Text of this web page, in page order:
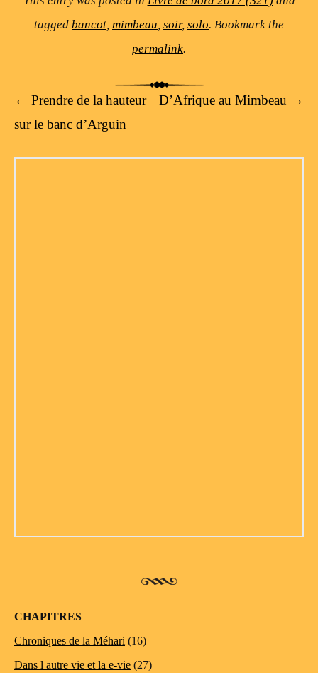
tagged bancot, mimbeau, soir, solo. Bookmark the
permalink.
Post navigation
← Prendre de la hauteur
sur le banc d’Arguin
D’Afrique au Mimbeau →
CHAPITRES
Chroniques de la Méhari (16)
Dans l autre vie et la e-vie (27)